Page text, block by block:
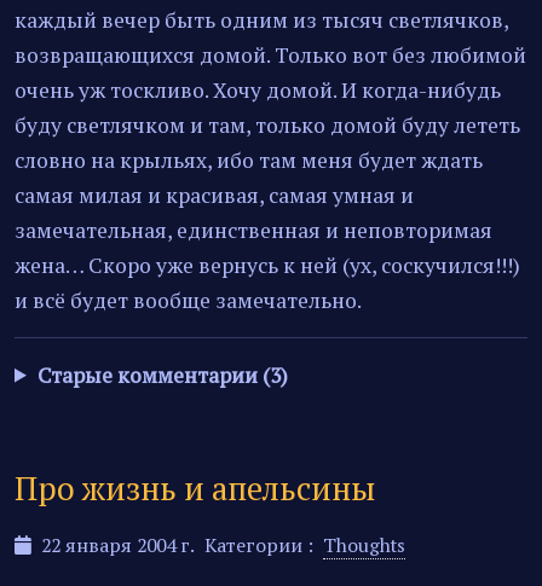
каждый вечер быть одним из тысяч светлячков,
возвращающихся домой. Только вот без любимой
очень уж тоскливо. Хочу домой. И когда-нибудь
буду светлячком и там, только домой буду лететь
словно на крыльях, ибо там меня будет ждать
самая милая и красивая, самая умная и
замечательная, единственная и неповторимая
жена… Скоро уже вернусь к ней (ух, соскучился!!!)
и всё будет вообще замечательно.
Старые комментарии (3)
Про жизнь и апельсины
22 января 2004 г. Категории : Thoughts